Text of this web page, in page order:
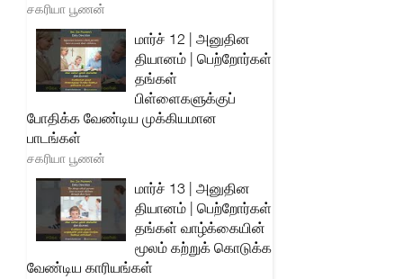
சகரியா பூணன்
மார்ச் 12 | அனுதின
தியானம் | பெற்றோர்கள்
தங்கள்
பிள்ளைகளுக்குப்
போதிக்க வேண்டிய முக்கியமான
பாடங்கள்
சகரியா பூணன்
மார்ச் 13 | அனுதின
தியானம் | பெற்றோர்கள்
தங்கள் வாழ்க்கையின்
மூலம் கற்றுக் கொடுக்க
வேண்டிய காரியங்கள்